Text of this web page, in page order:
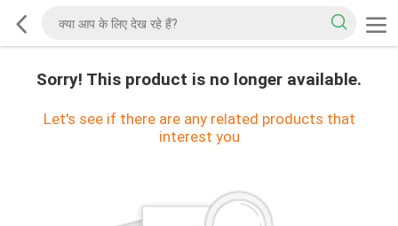
Sorry! This product is no longer available.
Let's see if there are any related products that
interest you